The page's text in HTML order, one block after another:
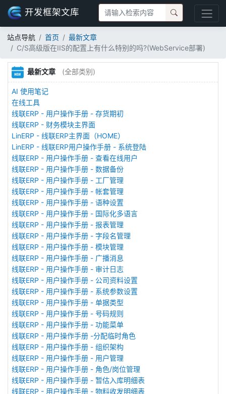
开发框架文库
站点导航 首页
最新文章
C/S高级版在IIS的配置上有什么特别的吗?(WebService部署)
最新文章 (全部类别)
AI 使用笔记
在线工具
线联ERP - 用户操作手册 - 存货期初
线联ERP - 财务模块主界面
LinERP - 线联ERP主界面（HOME）
LinERP - 线联ERP用户操作手册 - 系统登陆
线联ERP - 用户操作手册 - 查看在线用户
线联ERP - 用户操作手册 - 数据备份
线联ERP - 用户操作手册 - 工厂管理
线联ERP - 用户操作手册 - 帐套管理
线联ERP - 用户操作手册 - 语种设置
线联ERP - 用户操作手册 - 国际化多语言
线联ERP - 用户操作手册 - 报表管理
线联ERP - 用户操作手册 - 字段名管理
线联ERP - 用户操作手册 - 模块管理
线联ERP - 用户操作手册 - 广播消息
线联ERP - 用户操作手册 - 审计日志
线联ERP - 用户操作手册 - 公司资料设置
线联ERP - 用户操作手册 - 系统参数设置
线联ERP - 用户操作手册 - 单据类型
线联ERP - 用户操作手册 - 号码规则
线联ERP - 用户操作手册 - 功能菜单
线联ERP - 用户操作手册 -分配临时角色
线联ERP - 用户操作手册 - 组织架构
线联ERP - 用户操作手册 - 用户管理
线联ERP - 用户操作手册 - 角色/岗位管理
线联ERP - 用户操作手册 - 暂估入库明细表
线联ERP - 用户操作手册 - 物料收发明细表